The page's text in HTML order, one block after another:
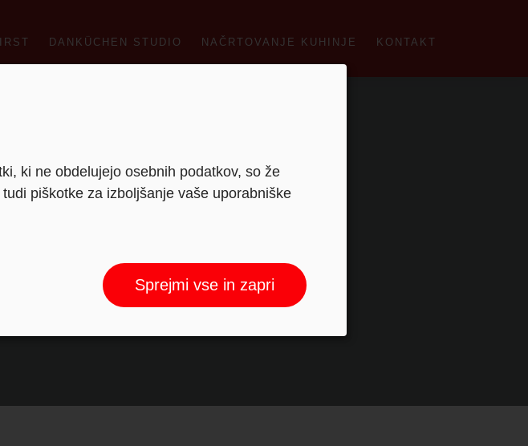
DANKÜCHEN STUDIO NAČRTOVANJE KUHINJE KONTAKT
(BL)
ki ne obdelujejo osebnih podatkov, so že
piškotke za izboljšanje vaše uporabniške
Sprejmi vse in zapri